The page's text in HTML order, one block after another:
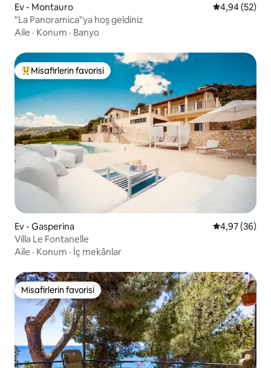
Ev - Montauro 5 üzerinden
4,94 (52)
"La Panoramica"ya hoş geldiniz
Aile · Konum · Banyo
Misafirlerin favorilerinden en beğenilenler arasında
Misafirlerin favorisi
Ev - Gasperina 5 üzerinden
4,97 (36)
Villa Le Fontanelle
Aile · Konum · İç mekânlar
Misafirlerin favorisi
Misafirlerin favorisi